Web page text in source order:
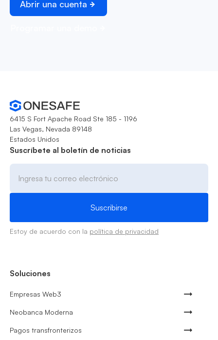
Abrir una cuenta
6415 S Fort Apache Road Ste 185 - 1196
Las Vegas, Nevada 89148
Estados Unidos
Suscríbete al boletín de noticias
Estoy de acuerdo con la política de privacidad
Soluciones
Empresas Web3
Neobanca Moderna
Pagos transfronterizos